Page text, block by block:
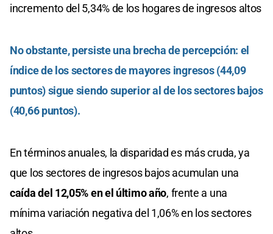
incremento del 5,34% de los hogares de ingresos altos
No obstante, persiste una brecha de percepción: el
índice de los sectores de mayores ingresos (44,09
puntos) sigue siendo superior al de los sectores bajos
(40,66 puntos).
En términos anuales, la disparidad es más cruda, ya
que los sectores de ingresos bajos acumulan una
caída del 12,05% en el último año, frente a una
mínima variación negativa del 1,06% en los sectores